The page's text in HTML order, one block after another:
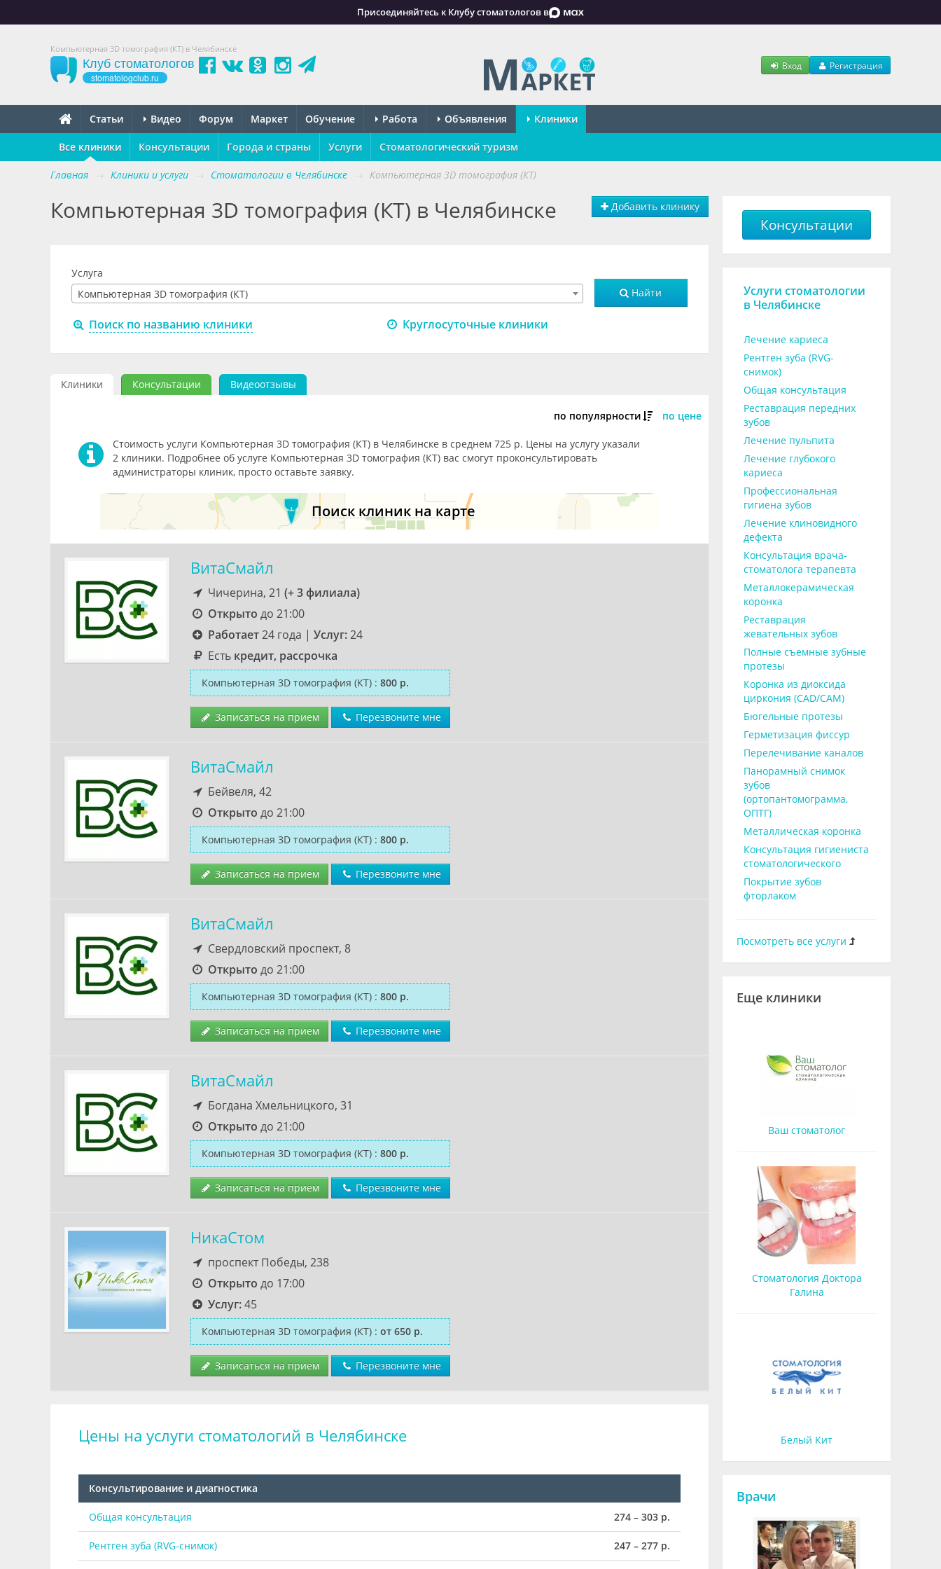
Присоединяйтесь к Клубу стоматологов в
Компьютерная 3D томография (КТ) в Челябинске
Клуб стоматологов
stomatologclub.ru
Вход Регистрация
Статьи Видео Форум Маркет Обучение Работа Объявления Клиники
Все клиники Консультации Города и страны Услуги Стоматологический туризм
Главная → Клиники и услуги → Стоматологии в Челябинске → Компьютерная 3D томография (КТ)
Добавить клинику
Компьютерная 3D томография (КТ) в Челябинске
Услуга
Компьютерная 3D томография (КТ)
Найти
Поиск по названию клиники Круглосуточные клиники
Клиники Консультации Видеоотзывы
по популярности по цене
Стоимость услуги Компьютерная 3D томография (КТ) в Челябинске в среднем 725 р. Цены на услугу указали
2 клиники. Подробнее об услуге Компьютерная 3D томография (КТ) вас смогут проконсультировать
администраторы клиник, просто оставьте заявку.
Поиск клиник на карте
ВитаСмайл
Чичерина, 21 (+ 3 филиала)
Открыто до 21:00
Работает24 года | Услуг:24
Есть кредит, рассрочка
Компьютерная 3D томография (КТ) : 800 р.
Записаться на прием Перезвоните мне
ВитаСмайл
Бейвеля, 42
Открыто до 21:00
Компьютерная 3D томография (КТ) : 800 р.
Записаться на прием Перезвоните мне
ВитаСмайл
Свердловский проспект, 8
Открыто до 21:00
Компьютерная 3D томография (КТ) : 800 р.
Записаться на прием Перезвоните мне
ВитаСмайл
Богдана Хмельницкого, 31
Открыто до 21:00
Компьютерная 3D томография (КТ) : 800 р.
Записаться на прием Перезвоните мне
НикаСтом
проспект Победы, 238
Открыто до 17:00
Услуг:45
Компьютерная 3D томография (КТ) : от 650 р.
Записаться на прием Перезвоните мне
Цены на услуги стоматологий в Челябинске
Консультирование и диагностика
Общая консультация 274 – 303 р.
Рентген зуба (RVG-снимок) 247 – 277 р.
Консультации
Услуги стоматологии
в Челябинске
Лечение кариеса
Рентген зуба (RVG-
снимок)
Общая консультация
Реставрация передних
зубов
Лечение пульпита
Лечение глубокого
кариеса
Профессиональная
гигиена зубов
Лечение клиновидного
дефекта
Консультация врача-
стоматолога терапевта
Металлокерамическая
коронка
Реставрация
жевательных зубов
Полные съемные зубные
протезы
Коронка из диоксида
циркония (CAD/CAM)
Бюгельные протезы
Герметизация фиссур
Перелечивание каналов
Панорамный снимок
зубов
(ортопантомограмма,
ОПТГ)
Металлическая коронка
Консультация гигиениста
стоматологического
Покрытие зубов
фторлаком
Посмотреть все услуги
Еще клиники
Ваш стоматолог
Стоматология Доктора
Галина
Белый Кит
Врачи